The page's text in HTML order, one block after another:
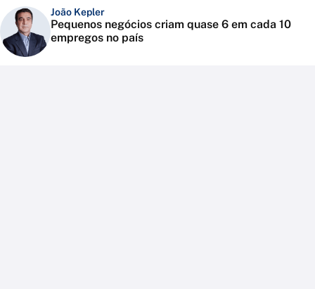
João Kepler
Pequenos negócios criam quase 6 em cada 10
empregos no país